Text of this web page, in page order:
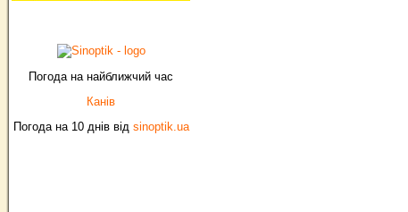
Погода на найближчий час
Канів
Погода на 10 днів від sinoptik.ua